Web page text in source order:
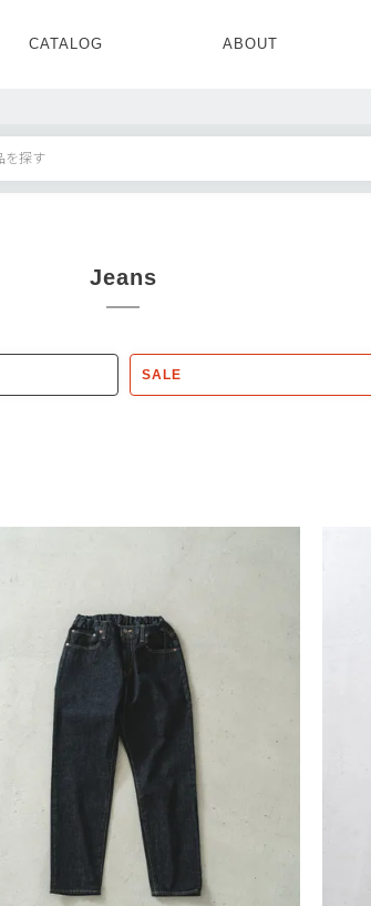
TOPS OUTER
TOPS OUTER
CATALOG ABOUT
Jeans
SALE